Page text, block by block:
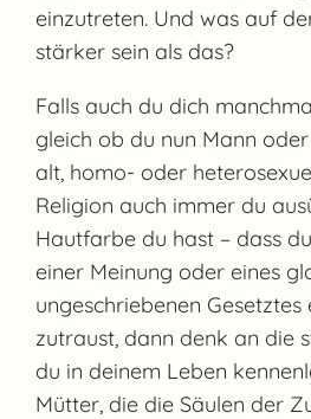
einzutreten. Und was auf
stärker sein als das?
Falls auch du dich
gleich ob du nun Mann
alt, homo- oder
Religion auch immer du
Hautfarbe du hast – dass
einer Meinung oder eines
ungeschriebenen
zutraust, dann denk an die
du in deinem Leben
Mütter, die die Säulen der